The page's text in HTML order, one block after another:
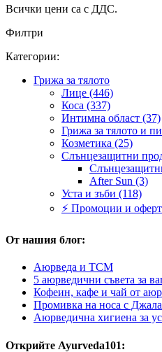
Всички цени са с ДДС.
Филтри
Категории:
Грижа за тялото
Лице (446)
Коса (337)
Интимна област (37)
Грижа за тялото и
Козметика (25)
Слънцезащитни
After Sun (3)
Уста и зъби (118)
⚡ Промоции и
От нашия блог:
Аюрведа и TCM
5 аюрведични съвета за
Кофеин, кафе и чай от
Промивка на носа с
Аюрведична хигиена за
Открийте Ayurveda101: